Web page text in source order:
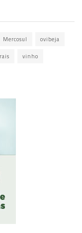
Mercosul ovibeja
vinho